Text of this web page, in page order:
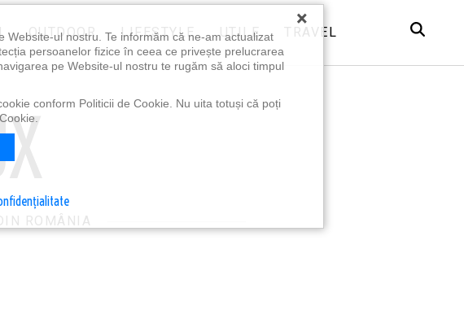
OUTDOOR LIFESTYLE UTILE TRAVEL
ROMÂNIA
×
ul nostru. Te informăm că ne-am actualizat
persoanelor fizice în ceea ce privește prelucrarea
pe Website-ul nostru te rugăm să aloci timpul
conform Politicii de Cookie. Nu uita totuși că poți